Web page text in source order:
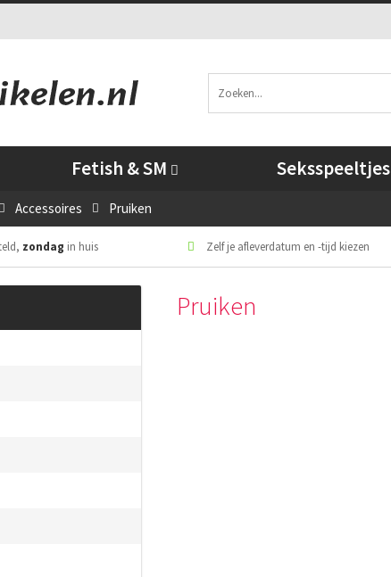
Fetish & SM Seksspeeltjes
Accessoires Pruiken
zondag in huis Zelf je afleverdatum en -tijd kiezen
Pruiken